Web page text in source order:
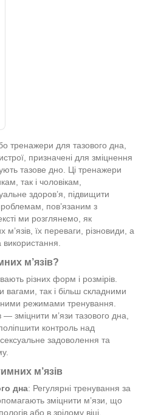
тренажери для тазового дна,
призначені для зміцнення
тазове дно. Ці тренажери
так і чоловікам,
здоров’я, підвищити
пов’язаним з
ми розглянемо, як
їх переваги, різновиди, а
м’язів?
різних форм і розмірів.
так і більш складними
режимами тренування.
зміцнити м’язи тазового дна,
контроль над
задоволення та
м’язів
дна: Регулярні тренування за
зміцнити м’язи, що
або в зрілому віці.